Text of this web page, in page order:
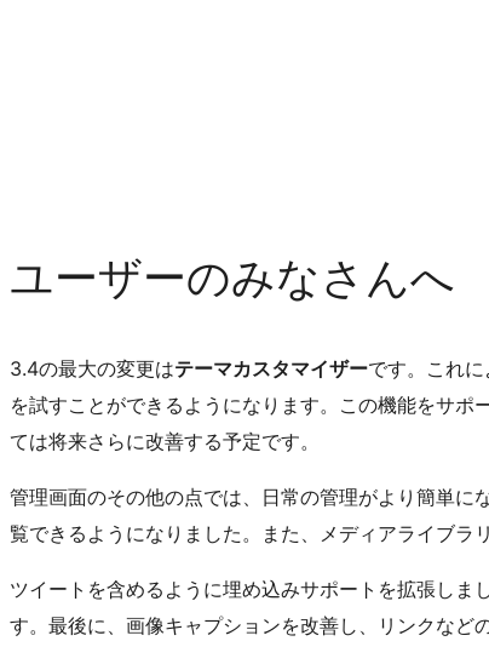
ユーザーのみなさんへ
3.4の最大の変更はテーマカスタマイザーです。これ
を試すことができるようになります。この機能をサ
ては将来さらに改善する予定です。
管理画面のその他の点では、日常の管理がより簡単
覧できるようになりました。また、メディアライブラ
ツイートを含めるように埋め込みサポートを拡張し
す。最後に、画像キャプションを改善し、リンクなど